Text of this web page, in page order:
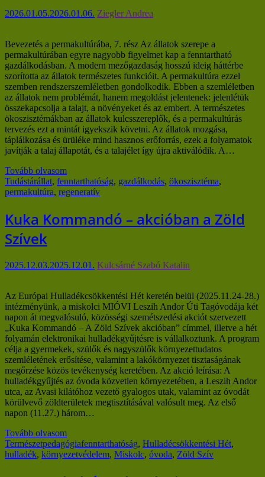
2026.01.05.2026.01.06. Ziegler Andrea
Bevezetés a permakultúrába, 7. rész Az állatok szerepe a
permakultúrában egyre nagyobb figyelmet kap a fenntartható
gazdálkodásban. A modern mezőgazdaság hosszú ideig háttérbe
szorította az állatok természetes funkcióit. A permakultúra ezzel
szemben rendszerszemléletben gondolkodik. Ebben a szemléletben
az állatok nem problémát, hanem megoldást jelentenek: jelenlétük
összekapcsolja a talajt, a növényeket és az embert. A természetes
ökoszisztémákban az állatok kulcsszereplők, és a permakultúrás
tervezés ezt a mintát igyekszik követni. Az állatok mozgása,
táplálkozása és ürüléke mind hasznos erőforrás, ezek a folyamatok
javítják a talaj állapotát, és a talajélet így újra aktiválódik. A…
Tovább olvasom
Tudástárállat, fenntarthatóság, gazdálkodás, ökoszisztéma,
permakultúra, regeneratív
Kuka Kommandó – akcióban a Zöld
Szívek
2025.12.03.2025.12.01. Kulcsárné Szabó Katalin
Az Európai Hulladékcsökkentési Hét keretén belül (2025.11.24-28.)
intézményünk, a miskolci MIÓVI Leszih Andor Úti Tagóvodája két
napon át megvalósuló, közösségi szemétszedési akciót szervezett
„Kuka Kommandó – A Zöld Szívek akcióban” címmel, illetve a hét
folyamán elektronikai hulladékgyűjtésre is vállalkoztunk. A program
célja a gyermekek, szülők és nagyszülők környezettudatos
szemléletének erősítése, valamint a lakókörnyezet tisztaságának
megőrzése közös tevékenység keretében. Az akció leírása: A
hulladékgyűjtés az óvoda közvetlen környezetében, a Leszih Andor
utca, az Avasi kilátóhoz vezető gyalogos utak, valamint az óvodát
körülvevő zöldterületek megtisztításával valósult meg. Az első
napon (11.27.) három…
Tovább olvasom
Természetpedagógiafenntarthatóság, Hulladécsökkentési Hét,
hulladék, környezetvédelem, Miskolc, óvoda, Zöld Szív